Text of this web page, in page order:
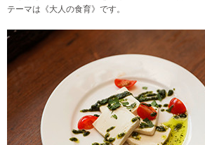
テーマは《大人の食育》です。